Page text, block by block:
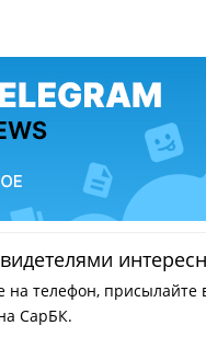
на телефон, присылайте
СарБК.